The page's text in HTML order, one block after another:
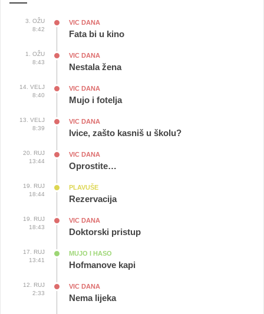
3. OŽU
8:42
VIC DANA
Fata bi u kino
1. OŽU
8:43
VIC DANA
Nestala žena
14. VELJ
8:40
VIC DANA
Mujo i fotelja
13. VELJ
8:39
VIC DANA
Ivice, zašto kasniš u školu?
20. RUJ
13:44
VIC DANA
Oprostite…
19. RUJ
18:44
PLAVUŠE
Rezervacija
19. RUJ
18:43
VIC DANA
Doktorski pristup
17. RUJ
13:41
MUJO I HASO
Hofmanove kapi
12. RUJ
2:33
VIC DANA
Nema lijeka